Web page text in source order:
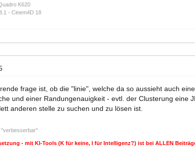
K620
- Cinem4D 18
frage ist, ob die "linie", welche da so aussieht auch
und einer Randungenauigkeit - evtl. der Clusterung eine
anderen stelle zu suchen und zu lösen ist.
"verbesserbar"
- mit KI-Tools (K für keine, I für Intelligenz?) ist bei ALLEN